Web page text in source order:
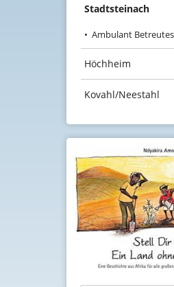
Stadtsteinach
Ambulant Betreutes Einzelwohnen und
Höchheim
Kovahl/Neestahl